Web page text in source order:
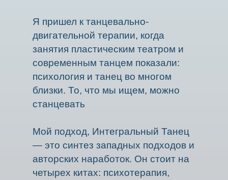
Я пришел к танцевально-
двигательной терапии, когда
занятия пластическим театром и
современным танцем показали:
психология и танец во многом
близки. То, что мы ищем, можно
станцевать
Мой подход, Интегральный Танец
— это синтез западных подходов и
авторских наработок. Он стоит на
четырех китах: психотерапия,